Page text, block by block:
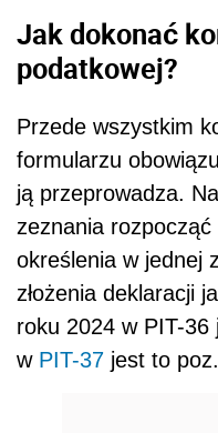
Jak dokonać
podatkowej?
Przede wszystkim
formularzu
ją przeprowadza.
zeznania rozpocząć
określenia w jednej
złożenia deklaracji
roku 2024 w PIT-
w PIT-37 jest to